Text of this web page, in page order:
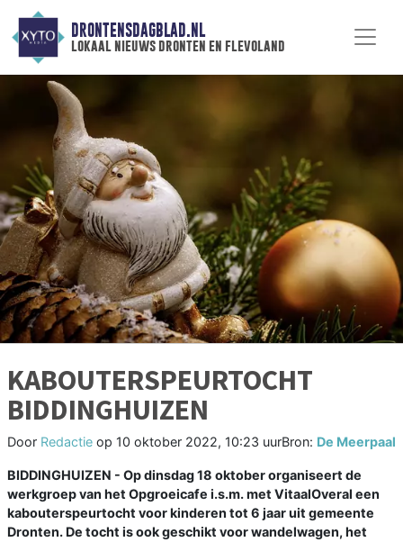
DRONTENSDAGBLAD.NL
lokaal nieuws dronten en flevoland
KABOUTERSPEURTOCHT
BIDDINGHUIZEN
Door Redactie op 10 oktober 2022, 10:23 uurBron: De Meerpaal
BIDDINGHUIZEN - Op dinsdag 18 oktober organiseert de
werkgroep van het Opgroeicafe i.s.m. met VitaalOveral een
kabouterspeurtocht voor kinderen tot 6 jaar uit gemeente
Dronten. De tocht is ook geschikt voor wandelwagen, het